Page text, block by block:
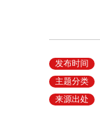
发布时间
主题分类
来源出处